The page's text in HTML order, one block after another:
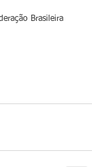
Brasileira